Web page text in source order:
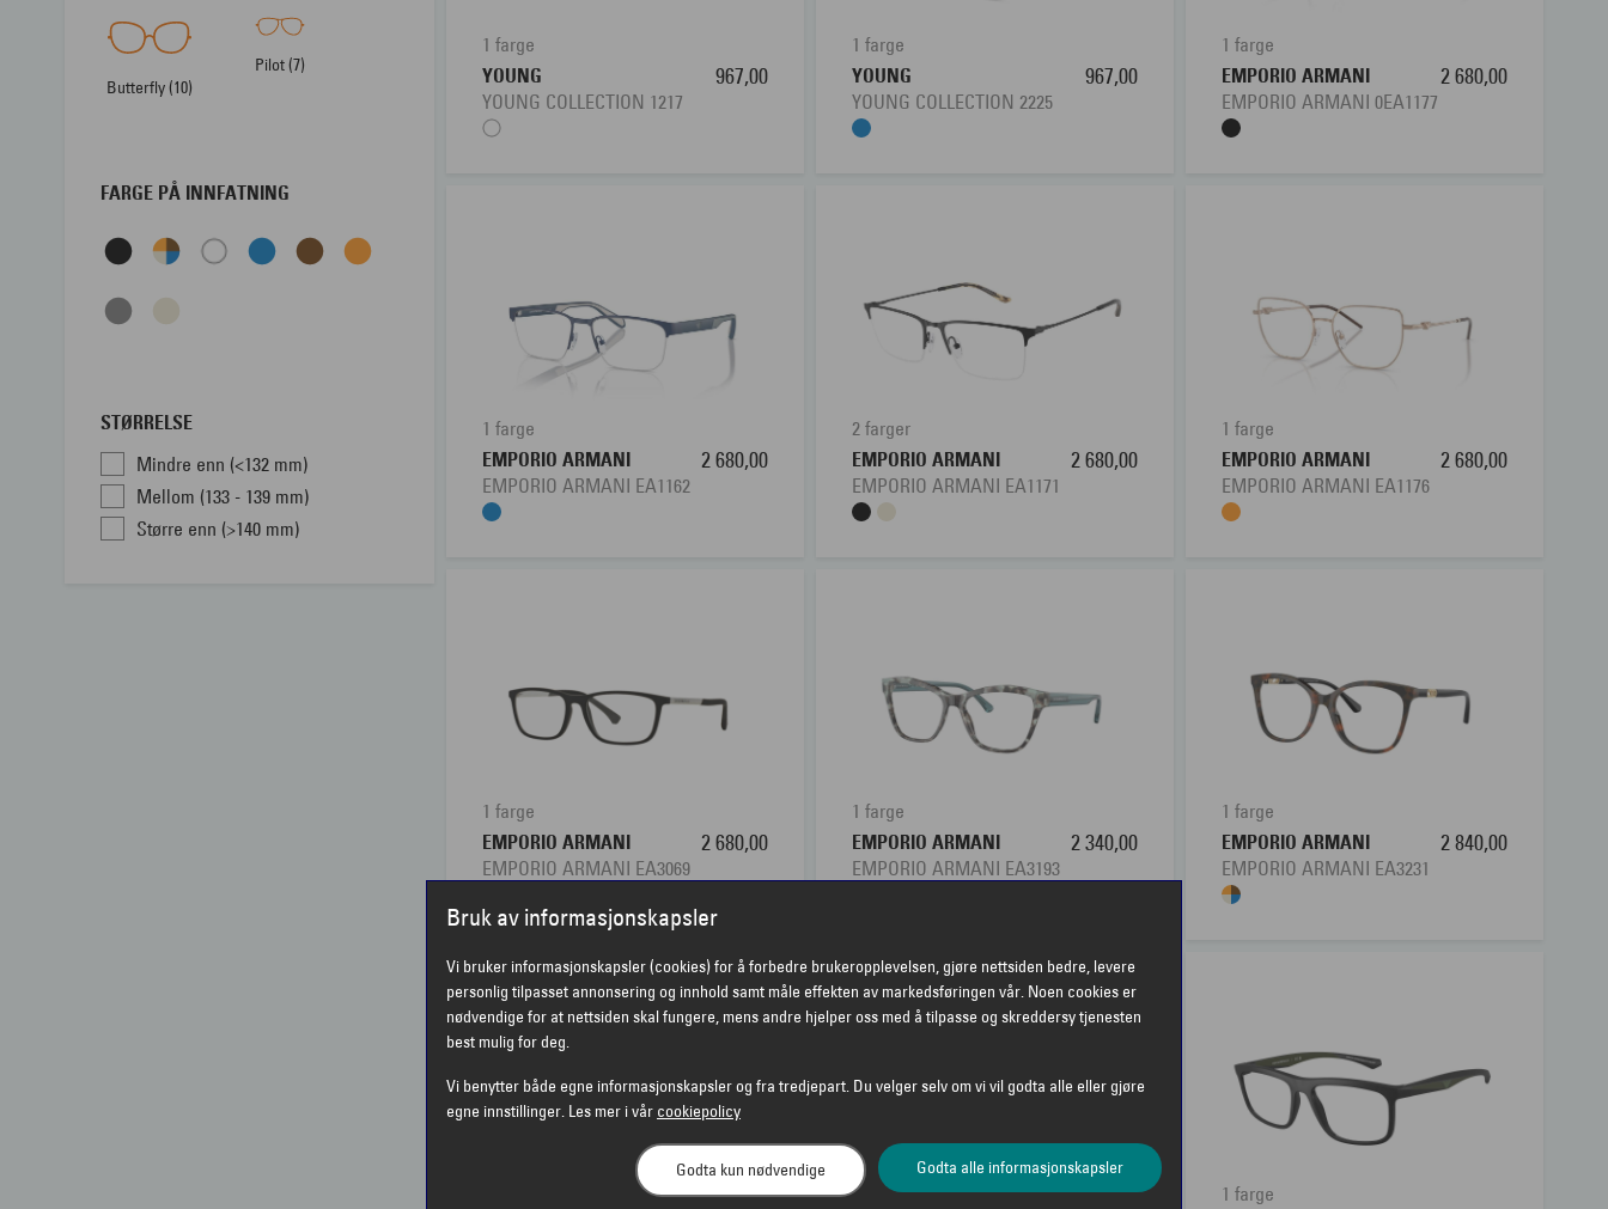
Butterfly (10)
Pilot (7)
FARGE PÅ INNFATNING
STØRRELSE
Mindre enn (<132 mm)
Mellom (133 - 139 mm)
Større enn (>140 mm)
1 farge
YOUNG
YOUNG COLLECTION 1217
967,00
1 farge
YOUNG
YOUNG COLLECTION 2225
967,00
1 farge
EMPORIO ARMANI
EMPORIO ARMANI 0EA1177
2 680,00
1 farge
EMPORIO ARMANI
EMPORIO ARMANI EA1162
2 680,00
2 farger
EMPORIO ARMANI
EMPORIO ARMANI EA1171
2 680,00
1 farge
EMPORIO ARMANI
EMPORIO ARMANI EA1176
2 680,00
1 farge
EMPORIO ARMANI
EMPORIO ARMANI EA3069
2 680,00
1 farge
EMPORIO ARMANI
EMPORIO ARMANI EA3193
2 340,00
1 farge
EMPORIO ARMANI
EMPORIO ARMANI EA3231
2 840,00
1 farge
1 farge
Bruk av informasjonskapsler
Vi bruker informasjonskapsler (cookies) for å forbedre brukeropplevelsen, gjøre nettsiden bedre, levere
personlig tilpasset annonsering og innhold samt måle effekten av markedsføringen vår. Noen cookies er
nødvendige for at nettsiden skal fungere, mens andre hjelper oss med å tilpasse og skreddersy tjenesten
best mulig for deg.
Vi benytter både egne informasjonskapsler og fra tredjepart. Du velger selv om vi vil godta alle eller gjøre
egne innstillinger. Les mer i vår cookiepolicy
Godta alle informasjonskapsler
Godta kun nødvendige